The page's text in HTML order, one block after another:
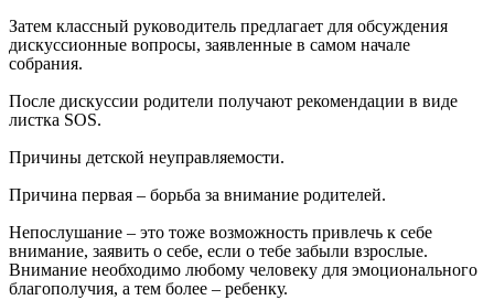
Затем классный руководитель предлагает для обсуждения
дискуссионные вопросы, заявленные в самом начале
собрания.
После дискуссии родители получают рекомендации в виде
листка SOS.
Причины детской неуправляемости.
Причина первая – борьба за внимание родителей.
Непослушание – это тоже возможность привлечь к себе
внимание, заявить о себе, если о тебе забыли взрослые.
Внимание необходимо любому человеку для эмоционального
благополучия, а тем более – ребенку.